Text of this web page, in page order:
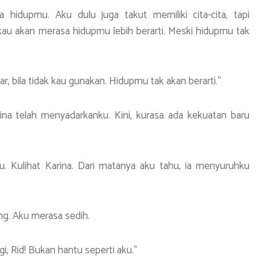
hidupmu. Aku dulu juga takut memiliki cita-cita, tapi
akan merasa hidupmu lebih berarti. Meski hidupmu tak
bila tidak kau gunakan. Hidupmu tak akan berarti.”
telah menyadarkanku. Kini, kurasa ada kekuatan baru
Kulihat Karina. Dari matanya aku tahu, ia menyuruhku
Aku merasa sedih.
Rid! Bukan hantu seperti aku.”